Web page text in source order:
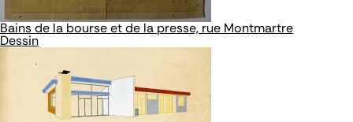
Bains de la bourse et de la presse, rue Montmartre
Dessin